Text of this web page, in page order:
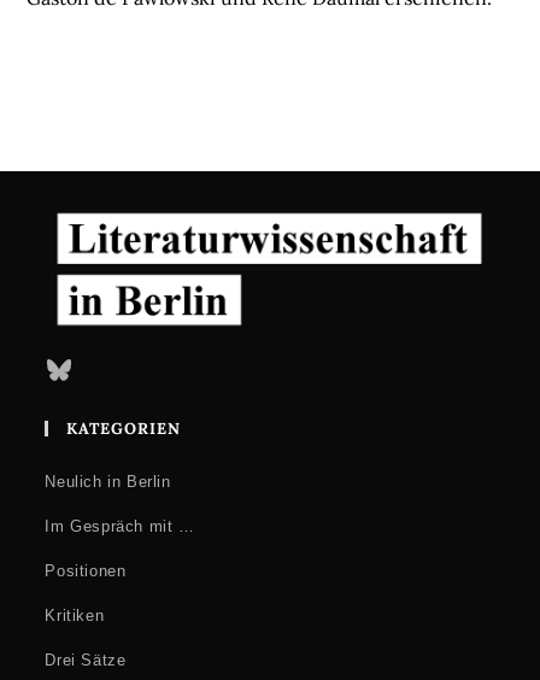
Bluesky
KATEGORIEN
Neulich in Berlin
Im Gespräch mit …
Positionen
Kritiken
Drei Sätze